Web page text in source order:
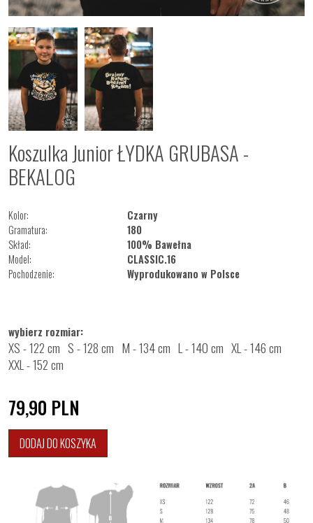
Koszulka Junior ŁYDKA GRUBASA -
BEKALOG
Kolor:
Czarny
Gramatura:
180
Skład:
100% Bawełna
Model:
CLASSIC.16
Pochodzenie:
Wyprodukowano w Polsce
wybierz rozmiar:
XS - 122 cm S - 128 cm M - 134 cm L - 140 cm XL - 146 cm
XXL - 152 cm
79,90 PLN
DODAJ DO KOSZYKA